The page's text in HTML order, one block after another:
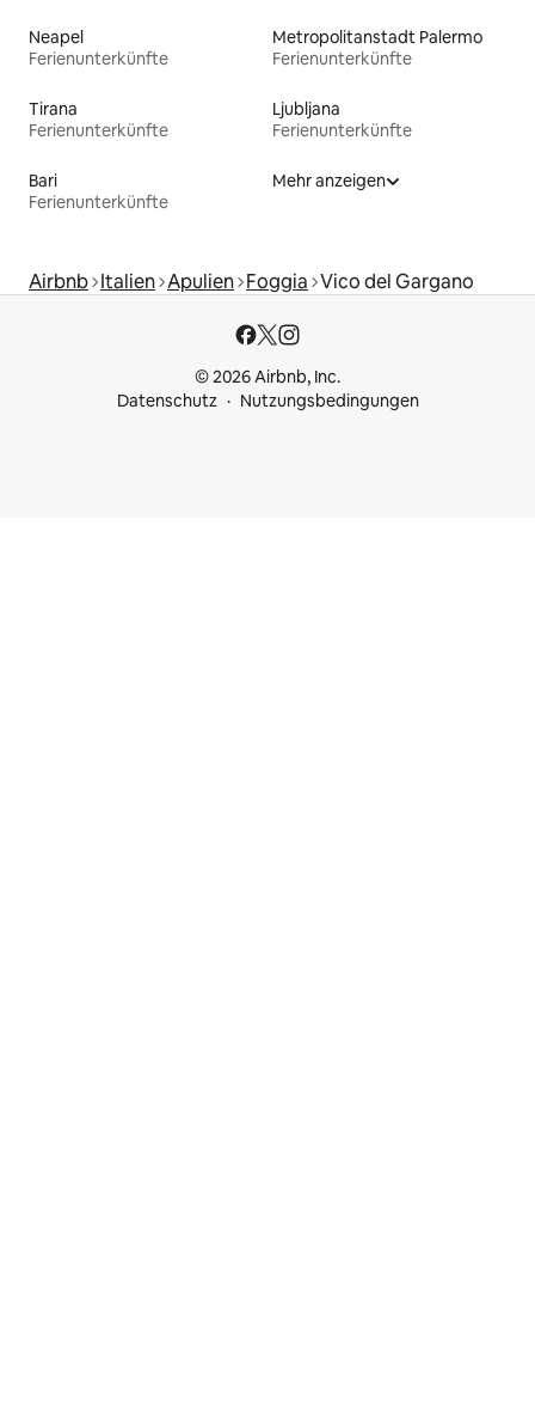
Neapel
Ferienunterkünfte
Metropolitanstadt Palermo
Ferienunterkünfte
Tirana
Ferienunterkünfte
Ljubljana
Ferienunterkünfte
Bari
Ferienunterkünfte
Mehr anzeigen
Airbnb Italien Apulien Foggia Vico del Gargano
© 2026 Airbnb, Inc.
Datenschutz
Nutzungsbedingungen